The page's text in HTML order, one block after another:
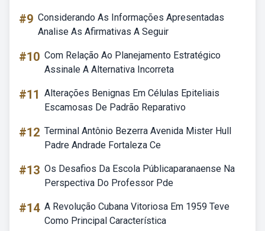
#9 Considerando As Informações Apresentadas
Analise As Afirmativas A Seguir
#10 Com Relação Ao Planejamento Estratégico
Assinale A Alternativa Incorreta
#11 Alterações Benignas Em Células Epiteliais
Escamosas De Padrão Reparativo
#12 Terminal Antônio Bezerra Avenida Mister Hull
Padre Andrade Fortaleza Ce
#13 Os Desafios Da Escola Públicaparanaense Na
Perspectiva Do Professor Pde
#14 A Revolução Cubana Vitoriosa Em 1959 Teve
Como Principal Característica